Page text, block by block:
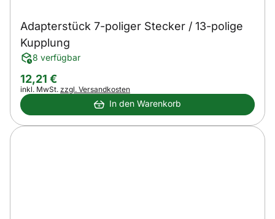
Adapterstück 7-poliger Stecker / 13-polige
Kupplung
8 verfügbar
12,21 €
Steuerhinweis:
inkl. MwSt. zzgl. Versandkosten
In den Warenkorb